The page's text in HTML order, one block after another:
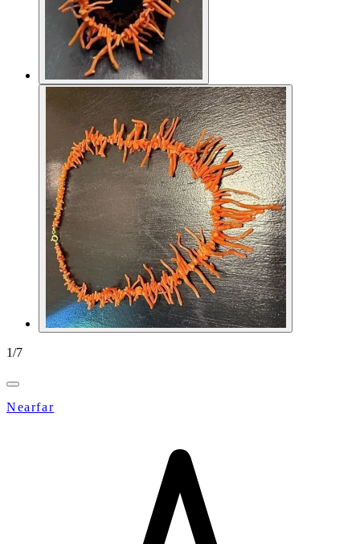
1/7
Nearfar